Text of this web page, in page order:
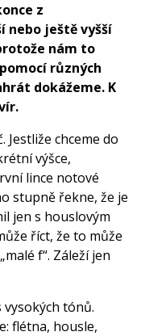
z
nebo ještě vyšší
nám to
různých
dokážeme. K
Jestliže chceme do
výšce,
lince notové
stupně řekne, že je
jen s houslovým
říct, že to může
f“. Záleží jen
tónů.
flétna, housle,